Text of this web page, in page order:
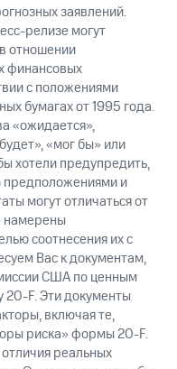
заявлений.
релизе могут
отношении
финансовых
с положениями
бумагах от 1995 года.
«ожидается»,
«мог бы» или
хотели предупредить,
предположениями и
могут отличаться от
намерены
соотнесения их с
Вас к документам,
США по ценным
F. Эти документы
включая те,
риска» формы 20-F.
реальных